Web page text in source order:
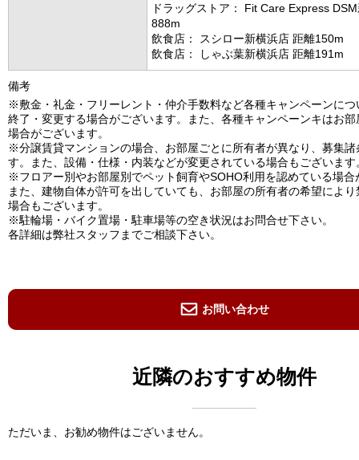
ドラッグストア： Fit Care Express
888m
飲食店： スシロー新横浜店 距離150m
飲食店： しゃぶ葉新横浜店 距離191m
備考
※敷金・礼金・フリーレント・仲介手数料など各種キャンペーンにつ
終了・変更する場合がございます。また、各種キャンペーンキはお
場合がございます。
※分譲賃貸マンションの場合、お部屋ごとに所有者が異なり、募集諸
す。また、設備・仕様・内装などが変更されている場合もございます
※フロアー別やお部屋別でペット飼育やSOHO利用を認めている場合
また、建物自体が許可を出していても、お部屋の所有者の希望によ
場合もございます。
※駐輪場・バイク置場・駐車場等の空き状況はお問合せ下さい。
各詳細は弊社スタッフまでご相談下さい。
お問い合わせ
近隣のおすすめ物件
ただいま、お勧め物件はございません。